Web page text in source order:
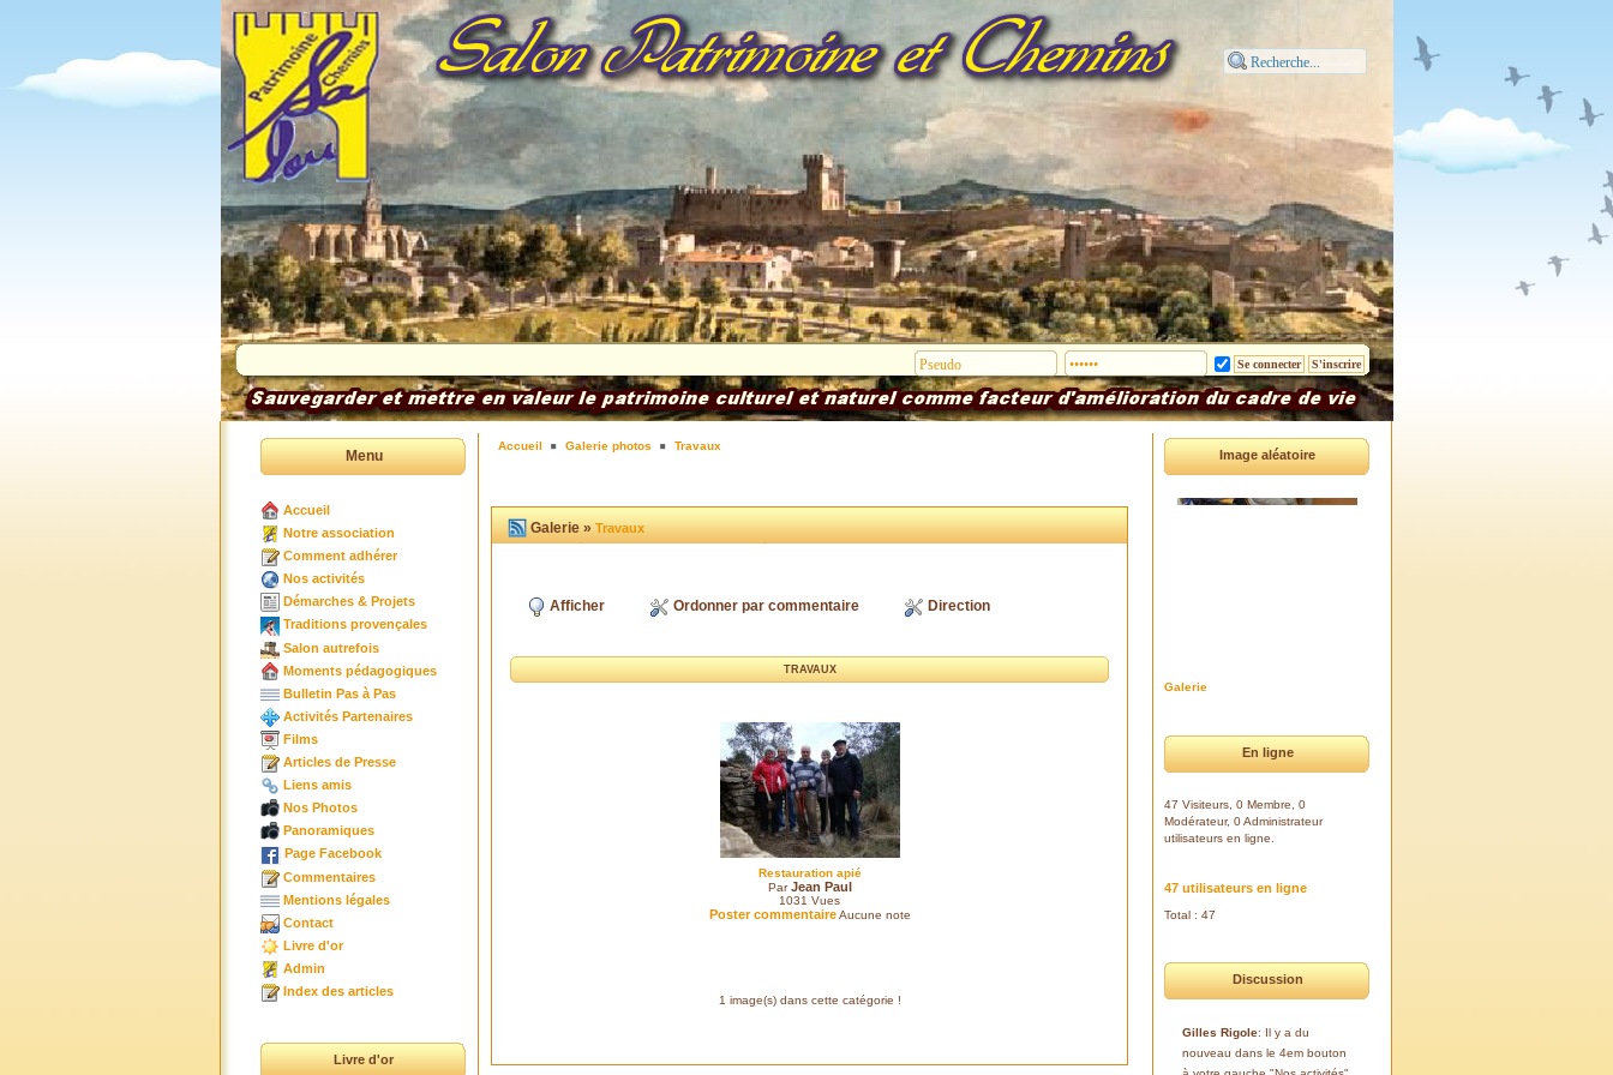
Menu
Accueil
Notre association
Comment adhérer
Nos activités
Démarches & Projets
Traditions provençales
Salon autrefois
Moments pédagogiques
Bulletin Pas à Pas
Activités Partenaires
Films
Articles de Presse
Liens amis
Nos Photos
Panoramiques
Page Facebook
Commentaires
Mentions légales
Contact
Livre d'or
Admin
Index des articles
Livre d'or
Image aléatoire
Galerie
En ligne
47 Visiteurs, 0 Membre, 0
Modérateur, 0 Administrateur
utilisateurs en ligne.
47 utilisateurs en ligne
Total : 47
Discussion
Gilles Rigole: Il y a du
nouveau dans le 4em bouton
Accueil Galerie photos Travaux
Galerie »Travaux
Afficher Ordonner par commentaire Direction
TRAVAUX
Restauration apié
ParJean Paul
1031 Vues
Poster commentaireAucune note
1 image(s) dans cette catégorie !